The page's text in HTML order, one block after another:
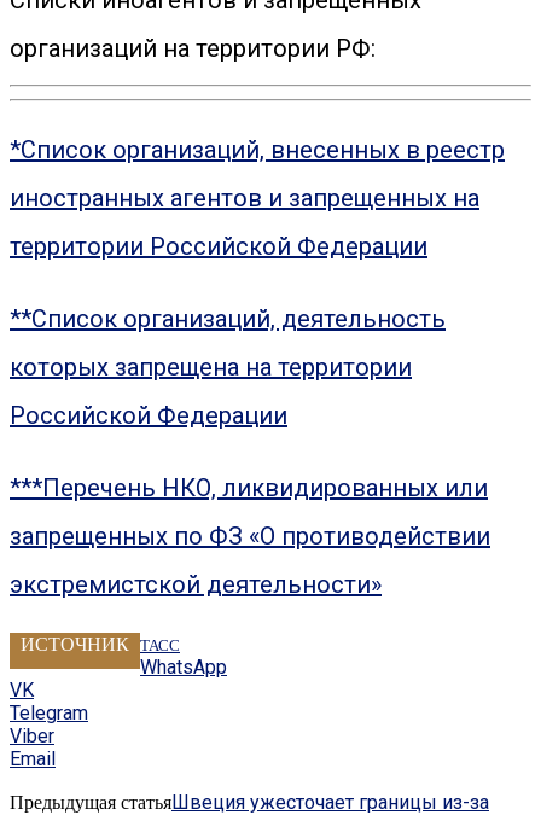
организаций на территории РФ:
*Список организаций, внесенных в реестр
иностранных агентов и запрещенных на
территории Российской Федерации
**Список организаций, деятельность
которых запрещена на территории
Российской Федерации
***Перечень НКО, ликвидированных или
запрещенных по ФЗ «О противодействии
экстремистской деятельности»
ИСТОЧНИК ТАСС
WhatsApp
VK
Telegram
Viber
Email
Предыдущая статьяШвеция ужесточает границы из-за